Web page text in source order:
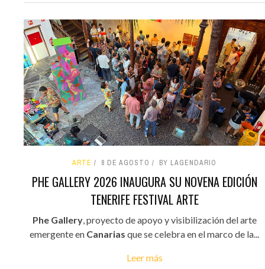
ARTE 8 DE AGOSTO BY LAGENDARIO
PHE GALLERY 2026 INAUGURA SU NOVENA EDICIÓN
TENERIFE FESTIVAL ARTE
Phe Gallery, proyecto de apoyo y visibilización del arte
emergente en Canarias que se celebra en el marco de la...
Leer más